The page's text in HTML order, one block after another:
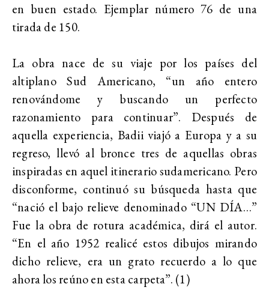
en buen estado. Ejemplar número 76 de una
tirada de 150.
La obra nace de su viaje por los países del
altiplano Sud Americano, “un año entero
renovándome y buscando un perfecto
razonamiento para continuar”. Después de
aquella experiencia, Badii viajó a Europa y a su
regreso, llevó al bronce tres de aquellas obras
inspiradas en aquel itinerario sudamericano. Pero
disconforme, continuó su búsqueda hasta que
“nació el bajo relieve denominado “UN DÍA…”
Fue la obra de rotura académica, dirá el autor.
“En el año 1952 realicé estos dibujos mirando
dicho relieve, era un grato recuerdo a lo que
ahora los reúno en esta carpeta”. (1)